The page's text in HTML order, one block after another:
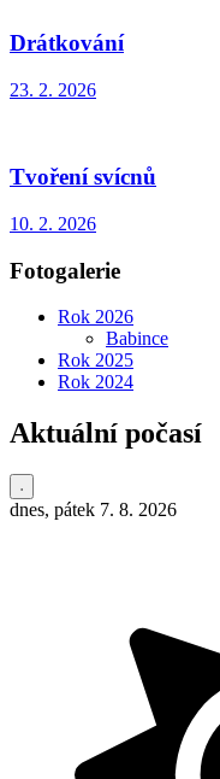
Drátkování
23. 2. 2026
Tvoření svícnů
10. 2. 2026
Fotogalerie
Rok 2026
Babince
Rok 2025
Rok 2024
Aktuální počasí
dnes, pátek 7. 8. 2026